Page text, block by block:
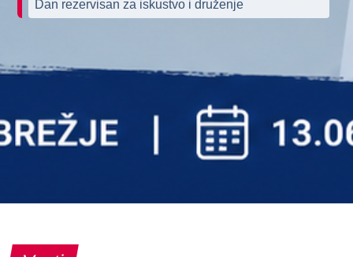
Dan rezervisan za iskustvo i druženje